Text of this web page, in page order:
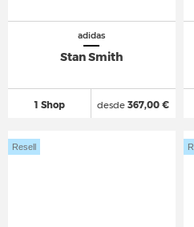
adidas
Stan Smith
1 Shop desde 367,00 €
Resell